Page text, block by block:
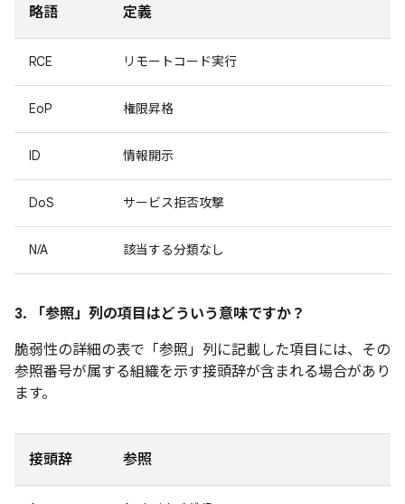
略語 定義
RCE リモートコード実行
EoP 権限昇格
ID 情報開示
DoS サービス拒否攻撃
N/A 該当する分類なし
3. 「参照」 列の項目はどういう意味ですか？
脆弱性の詳細の表で「参照」列に記載した項目には、その
参照番号が属する組織を示す接頭辞が含まれる場合があり
ます。
接頭辞 参照